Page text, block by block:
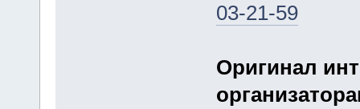
03-21-59
Оригинал